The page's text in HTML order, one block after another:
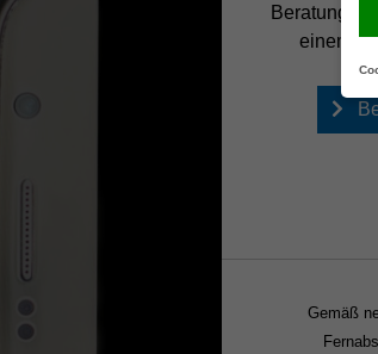
Beratung
einem
Gemäß